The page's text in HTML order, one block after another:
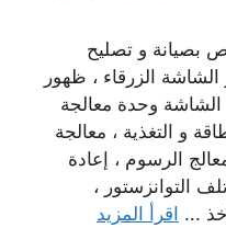
بصيانة و تصليح
الزرقاء ، ظهور
وحدة معالجة
و التغذية ، معالجة
الرسوم ، إعادة
التوانزستور ،
... اقرأ المزيد